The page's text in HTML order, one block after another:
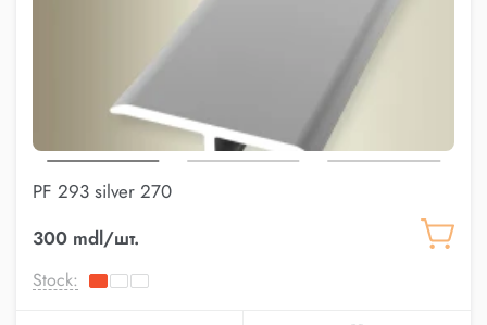
PF 293 silver 270
300 mdl/шт.
Stock: